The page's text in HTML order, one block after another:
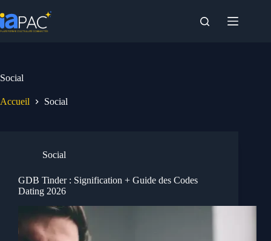
au
contenu
Social
Accueil Social
Social
GDB Tinder : Signification + Guide des Codes
Dating 2026